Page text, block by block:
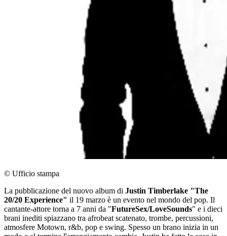
© Ufficio stampa
La pubblicazione del nuovo album di Justin Timberlake "The
20/20 Experience" il 19 marzo è un evento nel mondo del pop. Il
cantante-attore torna a 7 anni da "FutureSex/LoveSounds" e i dieci
brani inediti spiazzano tra afrobeat scatenato, trombe, percussioni,
atmosfere Motown, r&b, pop e swing. Spesso un brano inizia in un